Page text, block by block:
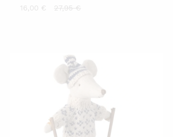
16,00 €
Nykyinen
27,95€Alkuperäinen